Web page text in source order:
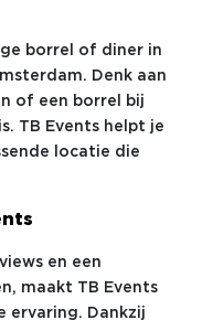
borrel of diner in
Denk aan
of een borrel bij
TB Events helpt je
locatie die
en een
maakt TB Events
Dankzij